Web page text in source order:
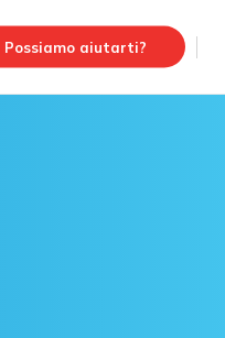
Possiamo aiutarti?